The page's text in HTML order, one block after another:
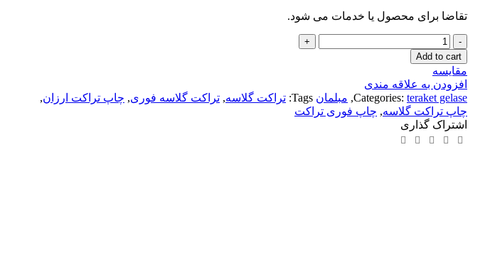
تقاضا برای محصول یا خدمات می شود.
صندلی
چوبی
کلاسیک
quantity
Add to cart
مقایسه
افزودن به علاقه مندی
Categories: teraket gelase
, مبلمان Tags: تراکت گلاسه, تراکت گلاسه فوری, چاپ تراکت ارزان,
چاپ تراکت گلاسه, چاپ فوری تراکت
اشتراک گذاری